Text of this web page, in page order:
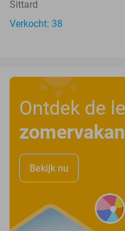
Sittard
Verkocht: 38
Ontdek de
Bekijk nu